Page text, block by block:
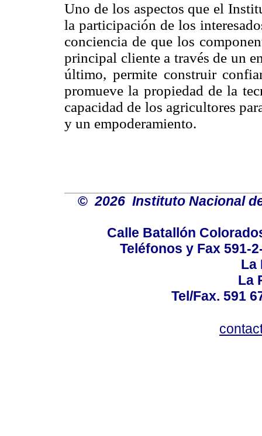
Uno de los aspectos que el
la participación de los
conciencia de que los
principal cliente a través de un
último, permite construir
promueve la propiedad de la
capacidad de los agricultores
y un empoderamiento.
©2026 Instituto Nacional
Calle Batallón
Teléfonos y Fax 591-
La
La
Tel/Fax. 591